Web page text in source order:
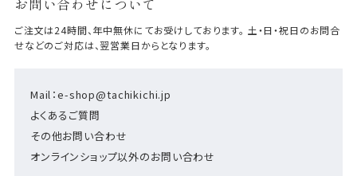
Mail：e-shop@tachikichi.jp
よくあるご質問
その他お問い合わせ
オンラインショップ以外のお問い合わせ
ご注文は24時間、年中無休にてお受けしております。 土・日・祝日のお問合
せなどのご対応は、翌営業日からとなります。